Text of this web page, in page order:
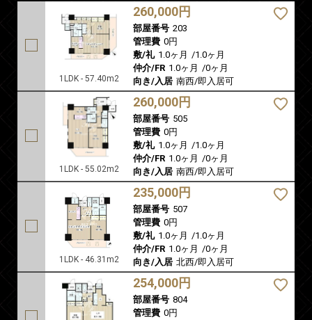
1LDK - 57.40m2
260,000円
部屋番号 203
管理費 0円
敷/礼 1.0ヶ月 /1.0ヶ月
仲介/FR 1.0ヶ月 /0ヶ月
向き/入居 南西/即入居可
1LDK - 55.02m2
260,000円
部屋番号 505
管理費 0円
敷/礼 1.0ヶ月 /1.0ヶ月
仲介/FR 1.0ヶ月 /0ヶ月
向き/入居 南西/即入居可
1LDK - 46.31m2
235,000円
部屋番号 507
管理費 0円
敷/礼 1.0ヶ月 /1.0ヶ月
仲介/FR 1.0ヶ月 /0ヶ月
向き/入居 北西/即入居可
254,000円
部屋番号 804
管理費 0円